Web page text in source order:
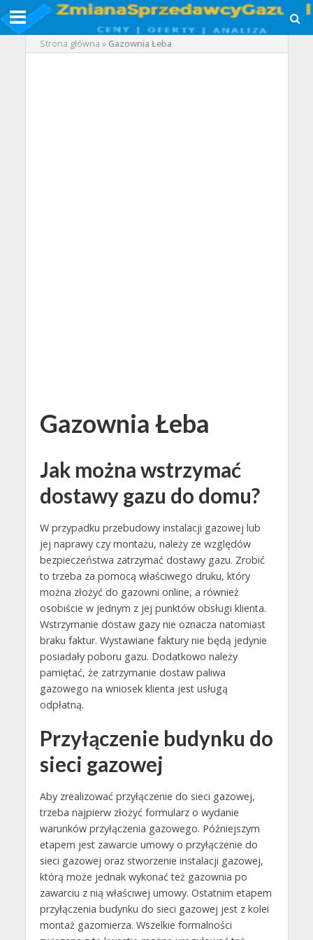
Strona główna »Gazownia Łeba
Gazownia Łeba
Jak można wstrzymać
dostawy gazu do domu?
W przypadku przebudowy instalacji gazowej lub
jej naprawy czy montażu, należy ze względów
bezpieczeństwa zatrzymać dostawy gazu. Zrobić
to trzeba za pomocą właściwego druku, który
można złożyć do gazowni online, a również
osobiście w jednym z jej punktów obsługi klienta.
Wstrzymanie dostaw gazy nie oznacza natomiast
braku faktur. Wystawiane faktury nie będą jedynie
posiadały poboru gazu. Dodatkowo należy
pamiętać, że zatrzymanie dostaw paliwa
gazowego na wniosek klienta jest usługą
odpłatną.
Przyłączenie budynku do
sieci gazowej
Aby zrealizować przyłączenie do sieci gazowej,
trzeba najpierw złożyć formularz o wydanie
warunków przyłączenia gazowego. Późniejszym
etapem jest zawarcie umowy o przyłączenie do
sieci gazowej oraz stworzenie instalacji gazowej,
którą może jednak wykonać też gazownia po
zawarciu z nią właściwej umowy. Ostatnim etapem
przyłączenia budynku do sieci gazowej jest z kolei
montaż gazomierza. Wszelkie formalności